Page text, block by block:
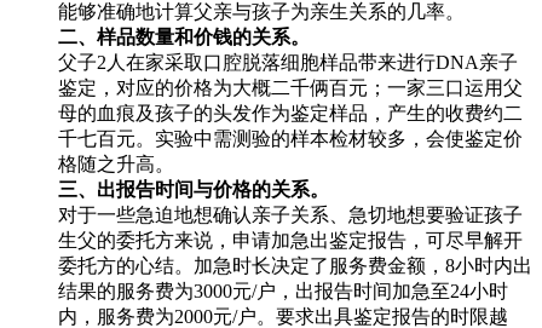
能够准确地计算父亲与孩子为亲生关系的几率。
二、样品数量和价钱的关系。
父子2人在家采取口腔脱落细胞样品带来进行DNA亲子
鉴定，对应的价格为大概二千俩百元；一家三口运用父
母的血痕及孩子的头发作为鉴定样品，产生的收费约二
千七百元。实验中需测验的样本检材较多，会使鉴定价
格随之升高。
三、出报告时间与价格的关系。
对于一些急迫地想确认亲子关系、急切地想要验证孩子
生父的委托方来说，申请加急出鉴定报告，可尽早解开
委托方的心结。加急时长决定了服务费金额，8小时内出
结果的服务费为3000元/户，出报告时间加急至24小时
内，服务费为2000元/户。要求出具鉴定报告的时限越